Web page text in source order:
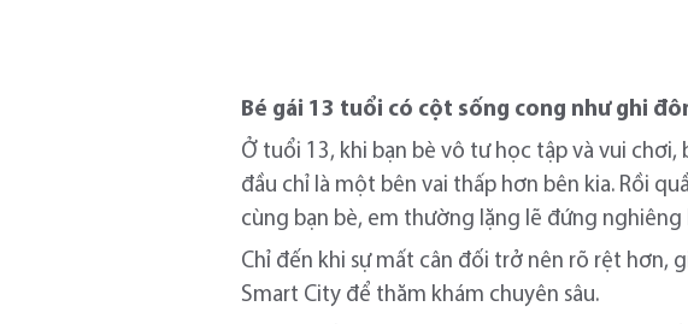
Bé gái 13 tuổi có cột sống cong như ghi
Ở tuổi 13, khi bạn bè vô tư học tập và vui
đầu chỉ là một bên vai thấp hơn bên kia. Rồi
cùng bạn bè, em thường lặng lẽ đứng
Chỉ đến khi sự mất cân đối trở nên rõ rệt hơn,
Smart City để thăm khám chuyên sâu.